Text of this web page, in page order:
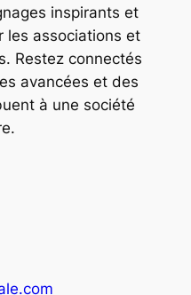
inspirants et
les associations et
Restez connectés
avancées et des
à une société